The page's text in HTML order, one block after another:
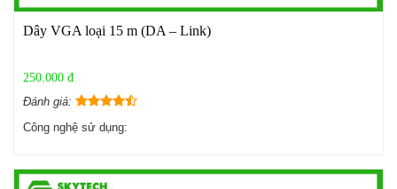
Dây VGA loại 15 m (DA – Link)
250.000 đ
Đánh giá:
Công nghệ sử dụng: